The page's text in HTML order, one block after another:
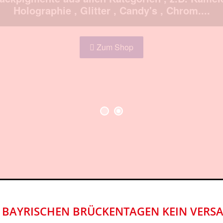
aus allen Kategorien , z.B.
Holographie , Glitter , Candy's , Chrom....
Zum Shop
BRÜCKENTAGEN KEIN